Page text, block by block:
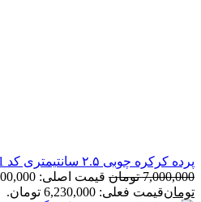
پرده کرکره چوبی ۲.۵ سانتیمتری کد dp251
7,000,000 تومان قیمت اصلی: 7,000,000 تومان بود.
تومانقیمت فعلی: 6,230,000 تومان.